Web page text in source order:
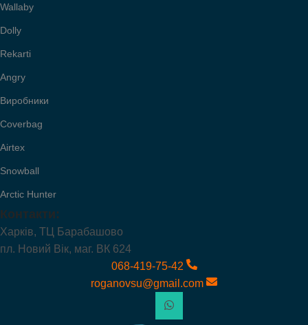
Wallaby
Dolly
Rekarti
Angry
Виробники
Coverbag
Airtex
Snowball
Arctic Hunter
Контакти:
Харків, ТЦ Барабашово
пл. Новий Вік, маг. ВК 624
068-419-75-42
roganovsu@gmail.com